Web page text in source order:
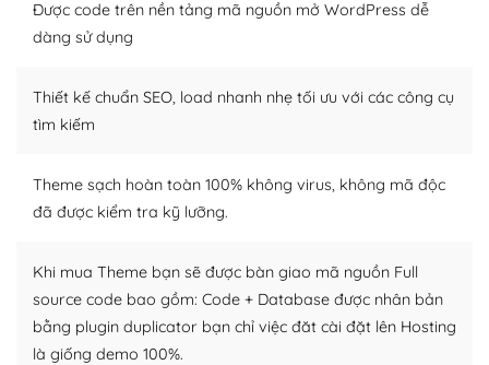
tìm kiếm chúng trên Internet hoặc nhờ chuyên gia.
– Sở hữu một cộng đồng lớn, sẵn sàng hỗ trợ
khổng lồ được kiểm duyệt bởi các nhân viên và những
người cuồng tín WordPress.
kiếm những cộng đồng WordPress, họ sẽ giúp bạn trả
lời, giải đáp vấn đề của bạn.
Cộng đồng sử dụng WordPress sẵn sàng hỗ trợ bạn
Được code trên nền tảng mã nguồn mở WordPress dễ
dàng sử dụng
Thiết kế chuẩn SEO, load nhanh nhẹ tối ưu với các công cụ
tìm kiếm
Theme sạch hoàn toàn 100% không virus, không mã độc
đã được kiểm tra kỹ lưỡng.
Khi mua Theme bạn sẽ được bàn giao mã nguồn Full
source code bao gồm: Code + Database được nhân bản
bằng plugin duplicator bạn chỉ việc đăt cài đặt lên Hosting
là giống demo 100%.